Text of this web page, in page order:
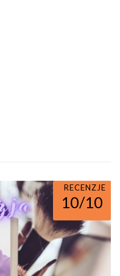
RECENZJE
10/10